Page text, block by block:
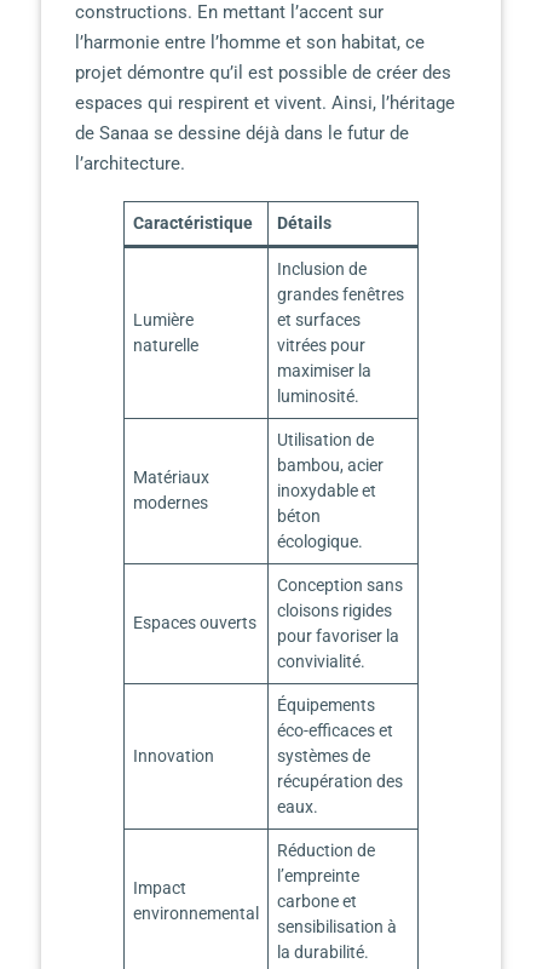
constructions. En mettant l’accent sur
l’harmonie entre l’homme et son habitat, ce
projet démontre qu’il est possible de créer des
espaces qui respirent et vivent. Ainsi, l’héritage
de Sanaa se dessine déjà dans le futur de
l’architecture.
Caractéristique Détails
Lumière
naturelle
Inclusion de
grandes fenêtres
et surfaces
vitrées pour
maximiser la
luminosité.
Matériaux
modernes
Utilisation de
bambou, acier
inoxydable et
béton
écologique.
Espaces ouverts
Conception sans
cloisons rigides
pour favoriser la
convivialité.
Innovation
Équipements
éco-efficaces et
systèmes de
récupération des
eaux.
Impact
environnemental
Réduction de
l’empreinte
carbone et
sensibilisation à
la durabilité.